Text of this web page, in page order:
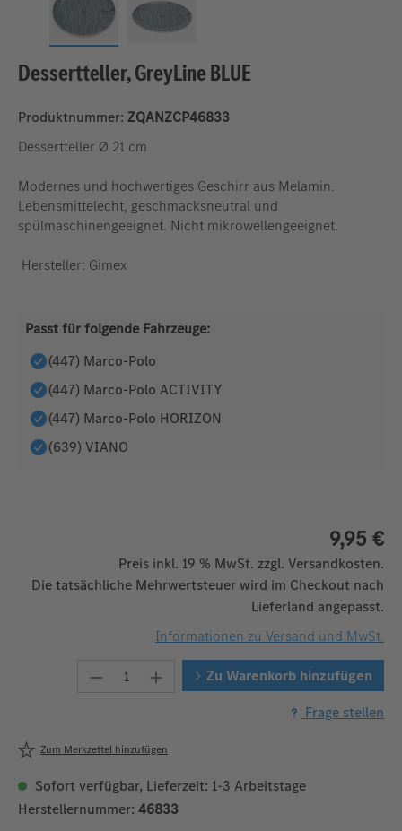
Dessertteller, GreyLine BLUE
Produktnummer: ZQANZCP46833
Dessertteller Ø 21 cm
Modernes und hochwertiges Geschirr aus Melamin.
Lebensmittelecht, geschmacksneutral und
spülmaschinengeeignet. Nicht mikrowellengeeignet.
Hersteller: Gimex
Passt für folgende Fahrzeuge:
(447) Marco-Polo
(447) Marco-Polo ACTIVITY
(447) Marco-Polo HORIZON
(639) VIANO
9,95 €
Preis inkl. 19 % MwSt. zzgl. Versandkosten.
Die tatsächliche Mehrwertsteuer wird im Checkout nach
Lieferland angepasst.
Informationen zu Versand und MwSt.
Produkt Anzahl: Gib den
Zu Warenkorb hinzufügen
Frage stellen
Zum Merkzettel hinzufügen
Sofort verfügbar, Lieferzeit: 1-3 Arbeitstage
Herstellernummer: 46833